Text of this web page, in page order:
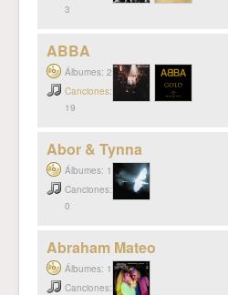
3
ABBA
Álbumes: 2
Canciones:
19
Abor & Tynna
Álbumes: 1
Canciones:
0
Abraham Mateo
Álbumes: 1
Canciones: